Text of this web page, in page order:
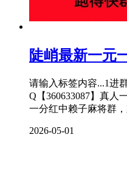
陡峭最新一元
请输入标签内容...1进群
Q【360633087】真人
一分红中赖子麻将群
2026-05-01